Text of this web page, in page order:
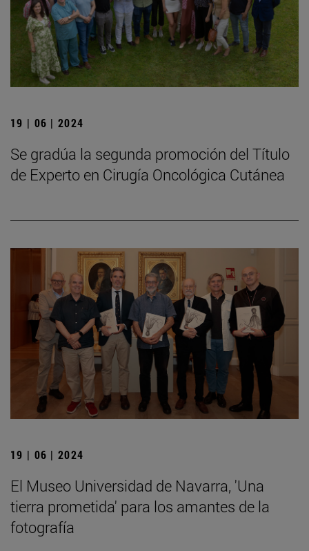
19 | 06 | 2024
Se gradúa la segunda promoción del Título
de Experto en Cirugía Oncológica Cutánea
19 | 06 | 2024
El Museo Universidad de Navarra, 'Una
tierra prometida' para los amantes de la
fotografía